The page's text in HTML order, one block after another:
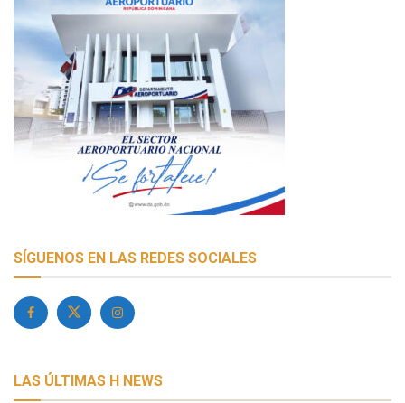
SÍGUENOS EN LAS REDES SOCIALES
LAS ÚLTIMAS H NEWS